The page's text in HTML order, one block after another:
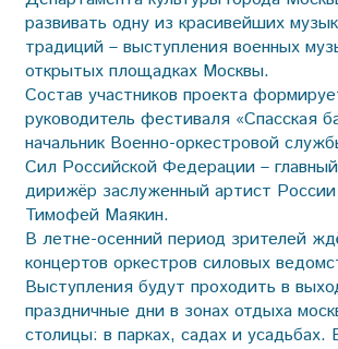
развивать одну из красивейших
традиций – выступления военных
открытых площадках Москвы.
Состав участников проекта
руководитель фестиваля «Спасская
начальник Военно-оркестровой
Сил Российской Федерации –
дирижёр заслуженный артист
Тимофей Маякин.
В летне-осенний период зрителей
концертов оркестров силовых
Выступления будут проходить в
праздничные дни в зонах отдыха
столицы: в парках, садах и усадьбах.